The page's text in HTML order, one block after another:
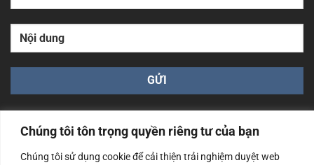
Chúng tôi tôn trọng quyền riêng tư của bạn
Chúng tôi sử dụng cookie để cải thiện trải nghiệm duyệt web